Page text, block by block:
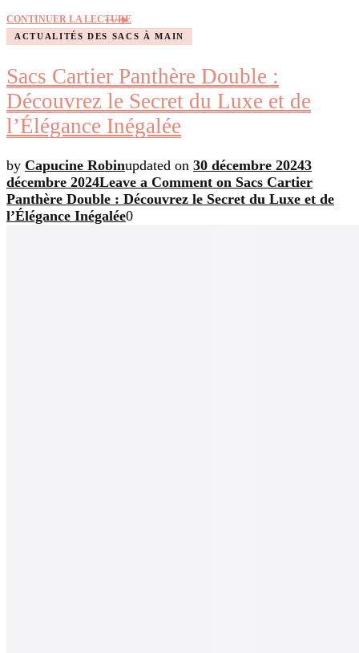
CONTINUER LA LECTURE
ACTUALITÉS DES SACS À MAIN
Sacs Cartier Panthère Double :
Découvrez le Secret du Luxe et de
l’Élégance Inégalée
by Capucine Robinupdated on 30 décembre 20243
décembre 2024Leave a Comment on Sacs Cartier
Panthère Double : Découvrez le Secret du Luxe et de
l’Élégance Inégalée0